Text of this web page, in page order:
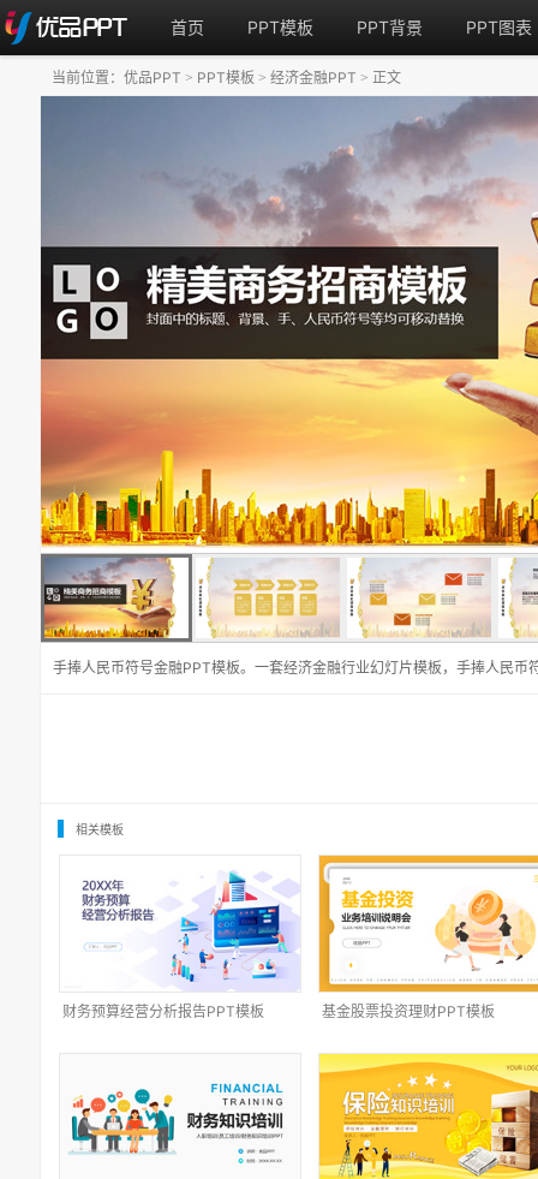
首页 PPT模板 PPT背景 PPT图表
手捧人民币符号金融PPT模板。一套经济金融行业幻灯片模板，手捧人民币
当前位置： 优品PPT > PPT模板 > 经济金融PPT > 正文
相关模板
财务预算经营分析报告PPT模板 基金股票投资理财PPT模板